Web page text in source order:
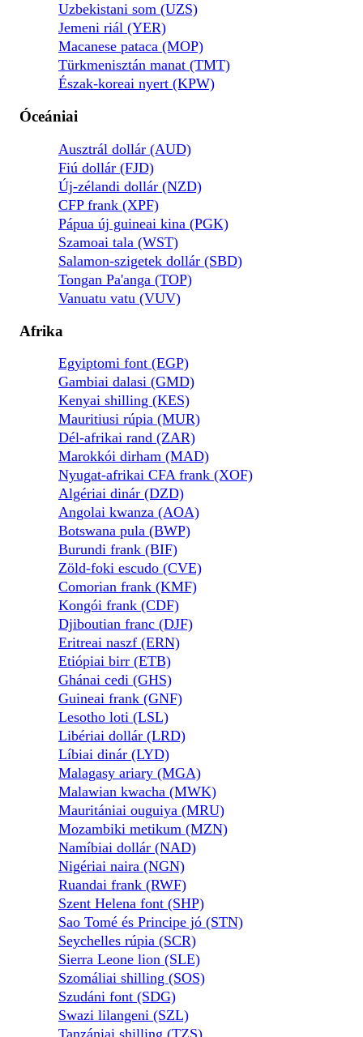
Uzbekistani som (UZS)
Jemeni riál (YER)
Macanese pataca (MOP)
Türkmenisztán manat (TMT)
Észak-koreai nyert (KPW)
Óceániai
Ausztrál dollár (AUD)
Fiú dollár (FJD)
Új-zélandi dollár (NZD)
CFP frank (XPF)
Pápua új guineai kina (PGK)
Szamoai tala (WST)
Salamon-szigetek dollár (SBD)
Tongan Pa'anga (TOP)
Vanuatu vatu (VUV)
Afrika
Egyiptomi font (EGP)
Gambiai dalasi (GMD)
Kenyai shilling (KES)
Mauritiusi rúpia (MUR)
Dél-afrikai rand (ZAR)
Marokkói dirham (MAD)
Nyugat-afrikai CFA frank (XOF)
Algériai dinár (DZD)
Angolai kwanza (AOA)
Botswana pula (BWP)
Burundi frank (BIF)
Zöld-foki escudo (CVE)
Comorian frank (KMF)
Kongói frank (CDF)
Djiboutian franc (DJF)
Eritreai naszf (ERN)
Etiópiai birr (ETB)
Ghánai cedi (GHS)
Guineai frank (GNF)
Lesotho loti (LSL)
Libériai dollár (LRD)
Líbiai dinár (LYD)
Malagasy ariary (MGA)
Malawian kwacha (MWK)
Mauritániai ouguiya (MRU)
Mozambiki metikum (MZN)
Namíbiai dollár (NAD)
Nigériai naira (NGN)
Ruandai frank (RWF)
Szent Helena font (SHP)
Sao Tomé és Principe jó (STN)
Seychelles rúpia (SCR)
Sierra Leone lion (SLE)
Szomáliai shilling (SOS)
Szudáni font (SDG)
Swazi lilangeni (SZL)